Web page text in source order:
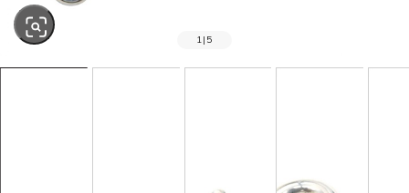
1 | 5